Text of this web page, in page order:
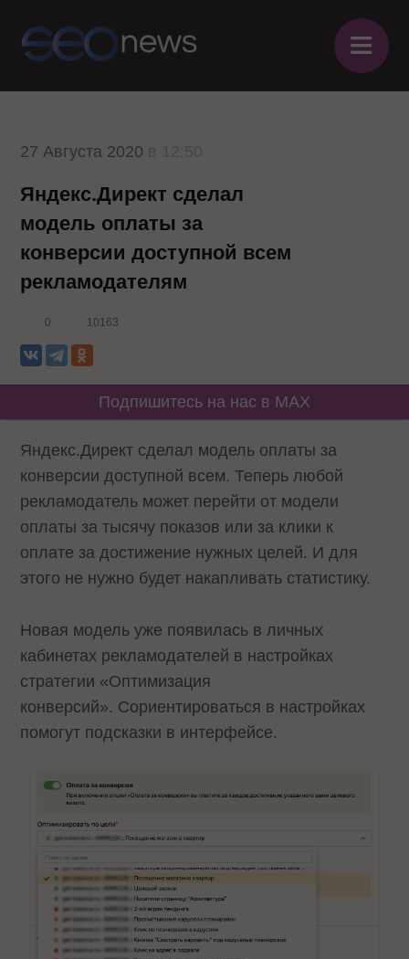
≡
27 Августа 2020
Яндекс.Директ сделал
модель оплаты за
конверсии доступной всем
рекламодателям
0 10163
Подпишитесь на нас в MAX
Яндекс.Директ сделал модель оплаты за
конверсии доступной всем. Теперь любой
рекламодатель может перейти от модели
оплаты за тысячу показов или за клики к
оплате за достижение нужных целей. И для
этого не нужно будет накапливать статистику.
Новая модель уже появилась в личных
кабинетах рекламодателей в настройках
стратегии «Оптимизация
конверсий». Сориентироваться в настройках
помогут подсказки в интерфейсе.